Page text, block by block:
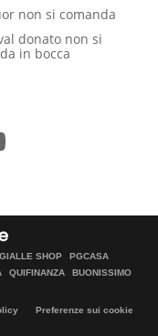
non si comanda
donato non si
in bocca
SHOP
PGCASA
QUIFINANZA
BUONISSIMO
Preferenze sui cookie